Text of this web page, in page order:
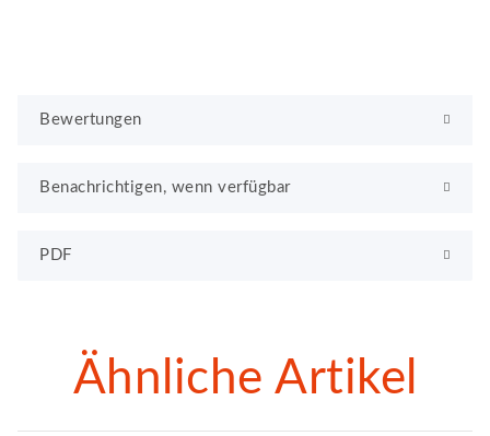
Bewertungen
Benachrichtigen, wenn verfügbar
PDF
Ähnliche Artikel